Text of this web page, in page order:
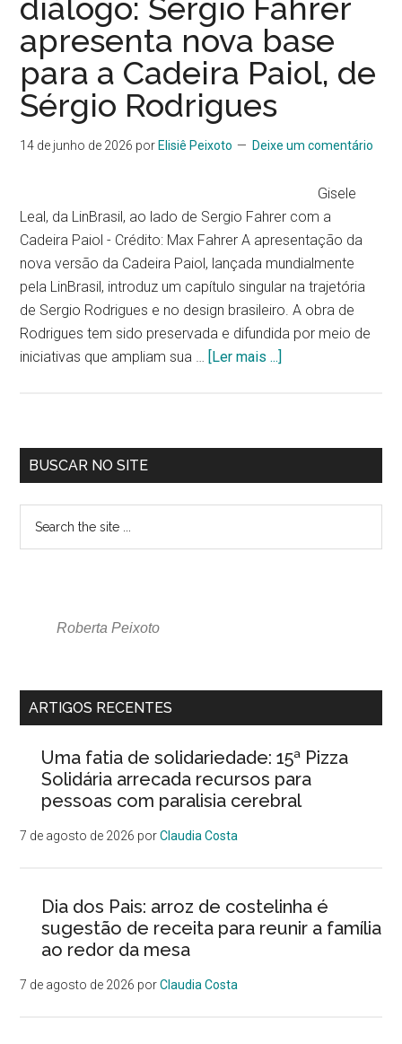
diálogo: Sergio Fahrer
apresenta nova base
para a Cadeira Paiol, de
Sérgio Rodrigues
14 de junho de 2026 por Elisiê Peixoto Deixe um comentário
Gisele
Leal, da LinBrasil, ao lado de Sergio Fahrer com a
Cadeira Paiol - Crédito: Max Fahrer A apresentação da
nova versão da Cadeira Paiol, lançada mundialmente
pela LinBrasil, introduz um capítulo singular na trajetória
de Sergio Rodrigues e no design brasileiro. A obra de
Rodrigues tem sido preservada e difundida por meio de
iniciativas que ampliam sua … [Ler mais ...]
BUSCAR NO SITE
Roberta Peixoto
ARTIGOS RECENTES
Uma fatia de solidariedade: 15ª Pizza
Solidária arrecada recursos para
pessoas com paralisia cerebral
7 de agosto de 2026 porClaudia Costa
Dia dos Pais: arroz de costelinha é
sugestão de receita para reunir a família
ao redor da mesa
7 de agosto de 2026 porClaudia Costa